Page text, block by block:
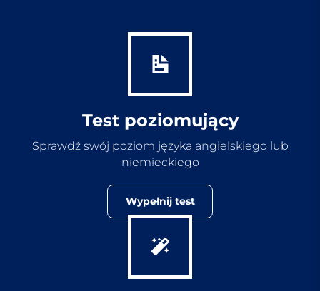
Test poziomujący
Sprawdź swój poziom języka angielskiego lub
niemieckiego
Wypełnij test